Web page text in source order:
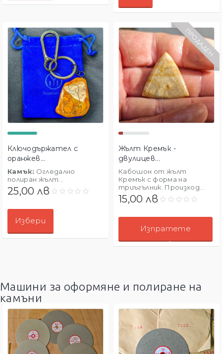
Ключодържател с
оранжев...
Камък: Огледално
полиран жълт...
25,00 лв
Избери
ПРОДАДЕН
Жълт Кремък -
двулицев...
Кабошон от жълт
Кремък с форма на
триъгълник. Произход...
15,00 лв
Изпратете
Запитване!
Машини за оформяне и полиране на
камъни